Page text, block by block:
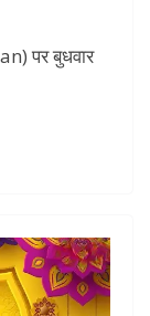
पर बुधवार